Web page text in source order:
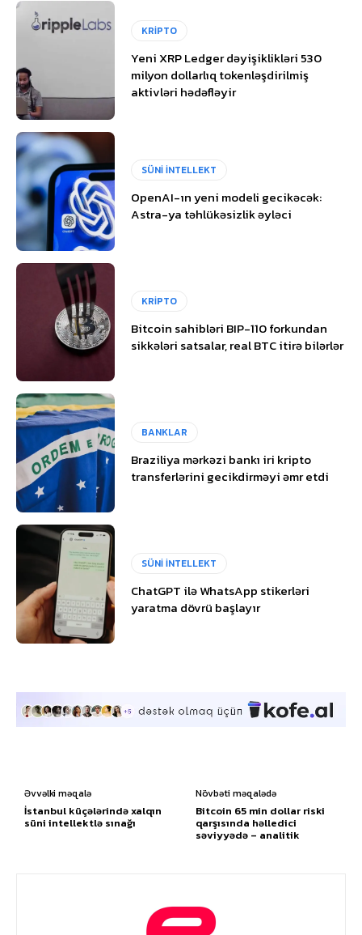
KRİPTO
Yeni XRP Ledger dəyişiklikləri 530
milyon dollarlıq tokenləşdirilmiş
aktivləri hədəfləyir
SÜNİ İNTELLEKT
OpenAI-ın yeni modeli gecikəcək:
Astra-ya təhlükəsizlik əyləci
KRİPTO
Bitcoin sahibləri BIP-110 forkundan
sikkələri satsalar, real BTC itirə bilərlər
BANKLAR
Braziliya mərkəzi bankı iri kripto
transferlərini gecikdirməyi əmr etdi
SÜNİ İNTELLEKT
ChatGPT ilə WhatsApp stikerləri
yaratma dövrü başlayır
Əvvəlki məqalə
İstanbul küçələrində xalqın
süni intellektlə sınağı
Növbəti məqalədə
Bitcoin 65 min dollar riski
qarşısında həlledici
səviyyədə – analitik